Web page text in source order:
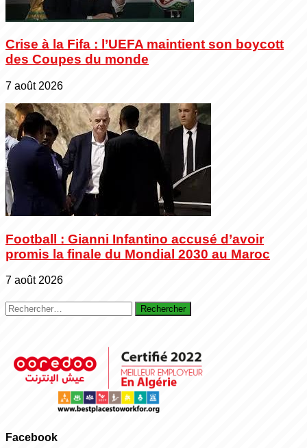
Crise à la Fifa : l’UEFA maintient son boycott
des Coupes du monde
7 août 2026
Football : Gianni Infantino accusé d’avoir
promis la finale du Mondial 2030 au Maroc
7 août 2026
Rechercher :
Facebook